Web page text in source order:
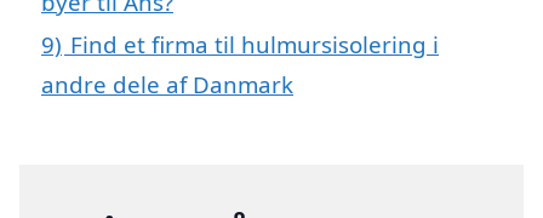
9) Find et firma til hulmursisolering i
andre dele af Danmark